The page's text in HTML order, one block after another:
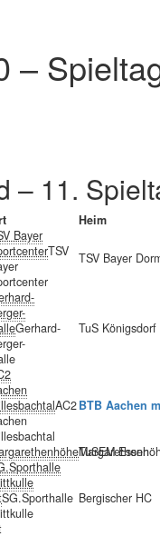
–
– 11.
Heim
Bayer
TSV
TSV Bayer
Gerhard-
TuS Königsdorf
AC2BTB Aachen
TuSEM Essen
SG.Sporthalle Bergischer HC